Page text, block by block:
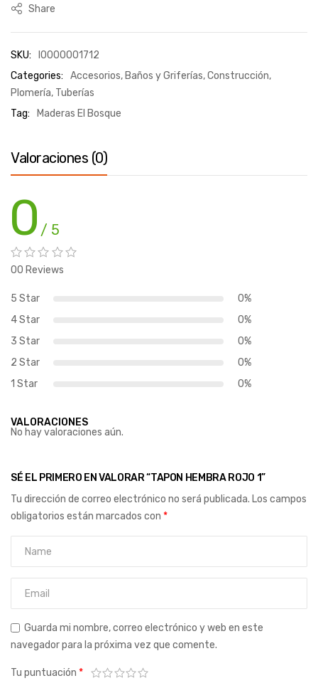
Share
SKU:
I0000001712
Categories:
Accesorios, Baños y Griferías,Construcción,
Plomería, Tuberías
Tag:
Maderas El Bosque
Valoraciones (0)
0 / 5
00 Reviews
5 Star
0%
4 Star
0%
3 Star
0%
2 Star
0%
1 Star
0%
VALORACIONES
No hay valoraciones aún.
SÉ EL PRIMERO EN VALORAR “TAPON HEMBRA ROJO 1”
Tu dirección de correo electrónico no será publicada. Los campos
obligatorios están marcados con *
Guarda mi nombre, correo electrónico y web en este
navegador para la próxima vez que comente.
Tu puntuación *